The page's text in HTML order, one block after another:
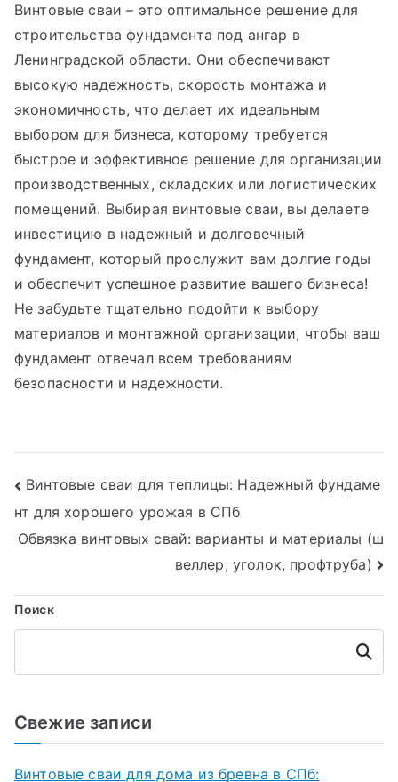
Винтовые сваи – это оптимальное решение для
строительства фундамента под ангар в
Ленинградской области. Они обеспечивают
высокую надежность, скорость монтажа и
экономичность, что делает их идеальным
выбором для бизнеса, которому требуется
быстрое и эффективное решение для организации
производственных, складских или логистических
помещений. Выбирая винтовые сваи, вы делаете
инвестицию в надежный и долговечный
фундамент, который прослужит вам долгие годы
и обеспечит успешное развитие вашего бизнеса!
Не забудьте тщательно подойти к выбору
материалов и монтажной организации, чтобы ваш
фундамент отвечал всем требованиям
безопасности и надежности.
Навигация
по
Винтовые сваи для теплицы: Надежный фундаме
нт для хорошего урожая в СПб
Обвязка винтовых свай: варианты и материалы (ш
веллер, уголок, профтруба)
Поиск
Поиск
Свежие записи
Винтовые сваи для дома из бревна в СПб: